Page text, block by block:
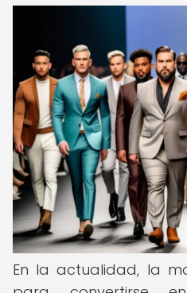
En la actualidad, la